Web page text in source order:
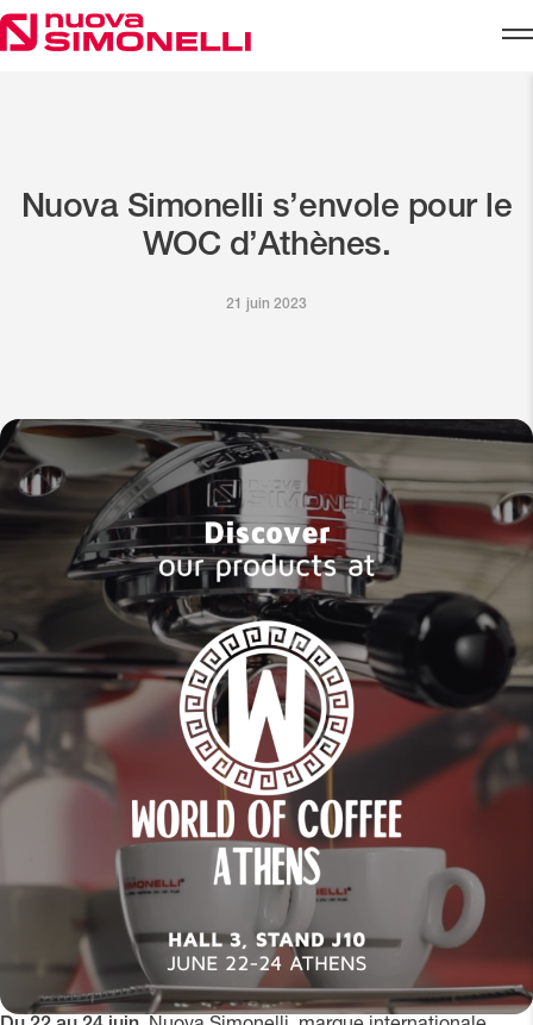
Skip to content
Nuova Simonelli s’envole pour le
WOC d’Athènes.
21 juin 2023